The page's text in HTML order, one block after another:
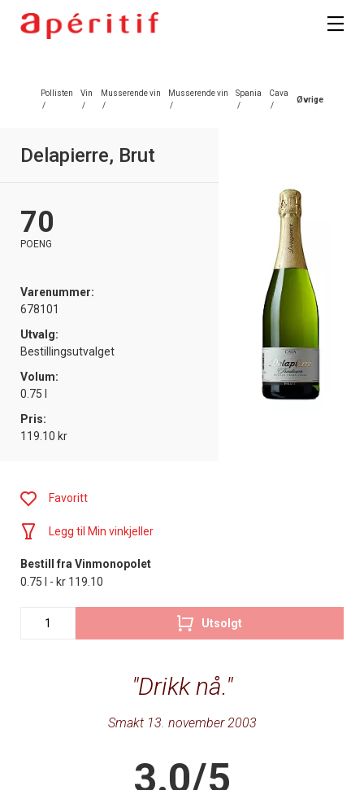
Pollisten
/
Vin
/
Musserende vin
/
Musserende vin
/
Spania
/
Cava
/
Øvrige
Delapierre, Brut
70
POENG
Varenummer:
678101
Utvalg:
Bestillingsutvalget
Volum:
0.75 l
Pris:
119.10 kr
Drikk nå.
Smakt 13. november 2003
3.0/5
Favoritt
Legg til Min vinkjeller
Bestill fra Vinmonopolet
0.75 l - kr 119.10
Utsolgt